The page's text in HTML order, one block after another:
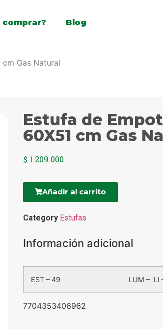
comprar? Blog
Gas Natural
Estufa de
60X51 cm Gas
$ 1.209.000
Añadir al carrito
Category Estufas
Información adicional
EST – 49 LUM – LI
7704353406962